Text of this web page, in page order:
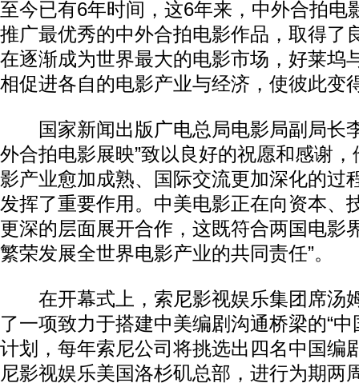
至今已有6年时间，这6年来，中外合拍电
推广最优秀的中外合拍电影作品，取得了
在逐渐成为世界最大的电影市场，好莱坞
相促进各自的电影产业与经济，使彼此变
国家新闻出版广电总局电影局副局长
外合拍电影展映”致以良好的祝愿和感谢，
影产业愈加成熟、国际交流更加深化的过
发挥了重要作用。中美电影正在向资本、
更深的层面展开合作，这既符合两国电影
繁荣发展全世界电影产业的共同责任”。
在开幕式上，索尼影视娱乐集团席汤
了一项致力于搭建中美编剧沟通桥梁的“
计划，每年索尼公司将挑选出四名中国编
尼影视娱乐美国洛杉矶总部，进行为期两